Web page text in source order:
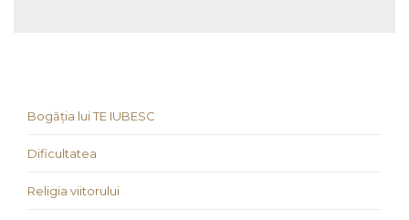
Bogăția lui TE IUBESC
Dificultatea
Religia viitorului